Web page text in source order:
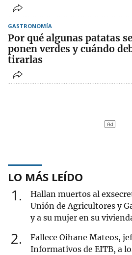
GASTRONOMÍA
Por qué algunas patatas se
ponen verdes y cuándo
tirarlas
LO MÁS LEÍDO
1
Hallan muertos al
Unión de Agricultores y
y a su mujer en su
2
Fallece Oihane Mateos,
Informativos de EITB, a